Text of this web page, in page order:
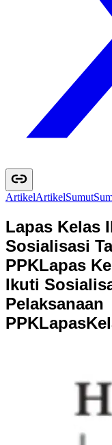
ArtikelArtikelSumutSu
Lapas Kelas
Sosialisasi
PPKLapas
Ikuti
Pelaksanaan
PPKLapasKel